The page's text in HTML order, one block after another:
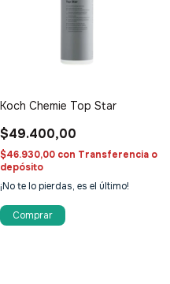
Koch Chemie Top Star
$49.400,00
$46.930,00 con Transferencia o
depósito
¡No te lo pierdas, es el último!